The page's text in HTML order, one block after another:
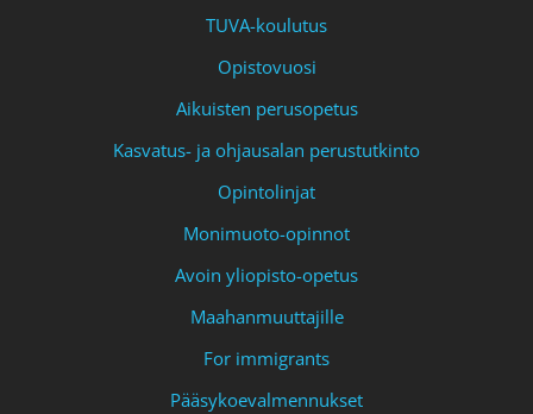
TUVA-koulutus
Opistovuosi
Aikuisten perusopetus
Kasvatus- ja ohjausalan perustutkinto
Opintolinjat
Monimuoto-opinnot
Avoin yliopisto-opetus
Maahanmuuttajille
For immigrants
Pääsykoevalmennukset